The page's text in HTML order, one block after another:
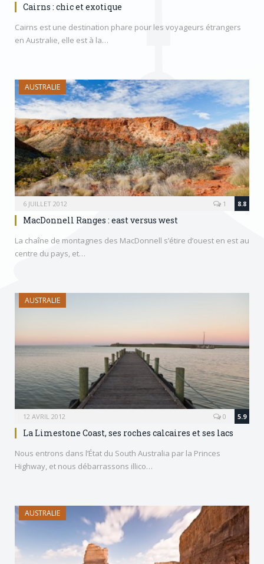
Cairns : chic et exotique
Cairns est une destination phare pour les voyageurs étrangers
en Australie, elle est à la…
AUSTRALIE
6 JUILLET 2012 8.8
1
MacDonnell Ranges : east versus west
La chaîne de montagnes des MacDonnell s’étire d’ouest en est au
centre du pays, et…
AUSTRALIE
12 AVRIL 2012 5.9
0
La Limestone Coast, ses roches calcaires et ses lacs
Nous entrons dans l’État du South Australia par la Princes
Highway, et nous débarrassons illico…
AUSTRALIE